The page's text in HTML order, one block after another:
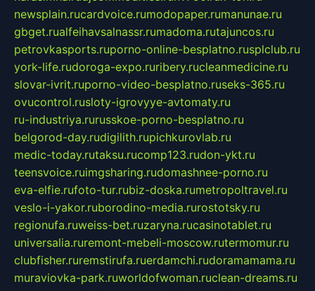
newsplain.rucardvoice.rumodopaper.rumanunae.ru
gbget.rualfeihavsalnassr.rumadoma.rutajuncos.ru
petrovkasports.ruporno-online-besplatno.rusplclub.ru
york-life.rudoroga-expo.ruribery.rucleanmedicine.ru
slovar-ivrit.ruporno-video-besplatno.ruseks-365.ru
ovucontrol.rusloty-igrovyye-avtomaty.ru
ru-industriya.rurusskoe-porno-besplatno.ru
belgorod-day.rudigilith.rupichkurovlab.ru
medic-today.rutaksu.rucomp123.rudon-ykt.ru
teensvoice.ruimgsharing.rudomashnee-porno.ru
eva-elfie.rufoto-tur.rubiz-doska.rumetropoltravel.ru
veslo-i-yakor.ruborodino-media.rurostotsky.ru
regionufa.ruweiss-bet.ruzaryna.rucasinotablet.ru
universalia.ruremont-mebeli-moscow.rutermomur.ru
clubfisher.ruremstirufa.ruerdamchi.rudoramamama.ru
muraviovka-park.ruworldofwoman.ruclean-dreams.ru